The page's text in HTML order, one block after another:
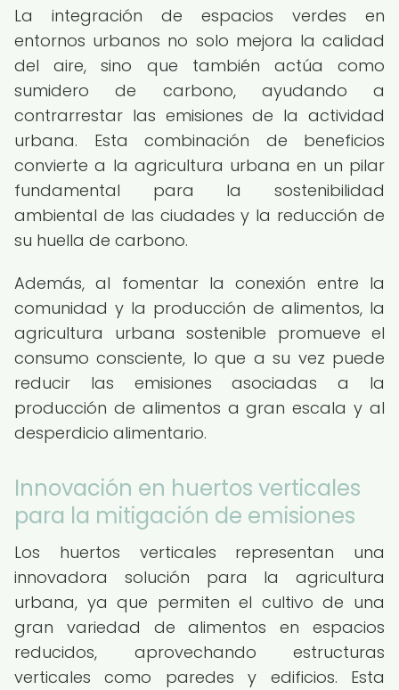
La integración de espacios verdes en
entornos urbanos no solo mejora la calidad
del aire, sino que también actúa como
sumidero de carbono, ayudando a
contrarrestar las emisiones de la actividad
urbana. Esta combinación de beneficios
convierte a la agricultura urbana en un pilar
fundamental para la sostenibilidad
ambiental de las ciudades y la reducción de
su huella de carbono.
Además, al fomentar la conexión entre la
comunidad y la producción de alimentos, la
agricultura urbana sostenible promueve el
consumo consciente, lo que a su vez puede
reducir las emisiones asociadas a la
producción de alimentos a gran escala y al
desperdicio alimentario.
Innovación en huertos verticales
para la mitigación de emisiones
Los huertos verticales representan una
innovadora solución para la agricultura
urbana, ya que permiten el cultivo de una
gran variedad de alimentos en espacios
reducidos, aprovechando estructuras
verticales como paredes y edificios. Esta